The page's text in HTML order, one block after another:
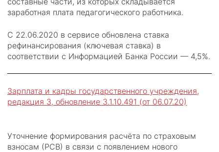
заработная плата педагогического работника.
С 22.06.2020 в сервисе обновлена ставка
рефинансирования (ключевая ставка) в
соответствии с Информацией Банка России — 4,5%.
Зарплата и кадры государственного учреждения,
редакция 3, обновление 3.1.10.491 (от 06.07.20)
Уточнение формирования расчёта по страховым
взносам (РСВ) в связи с появлением нового